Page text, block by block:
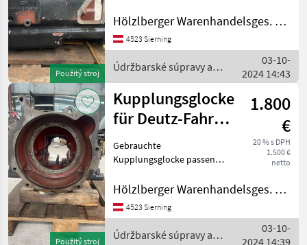
Použitý stroj
95, 100 mit Powershuttel.
Originalersatzteilnummer:
0.011.8605.0/10 Údržbarské
súpravy a súč
Hölzlberger Warenhandelsges. m. b. H.
4523 Sierning
Údržbarské súpravy a
súčiastky / Deutz Fahr
03-10-
2024 14:43
Použitý stroj
Kupplungsglocke
für Deutz-Fahr
Agroplus
1.800
€
20 % s DPH
1.500 €
netto
Gebrauchte
Kupplungsglocke passend
mit Powershuttel.
Orignalersatzteilnummer:
0.010.5259.0/80 Údržbarské
súpravy a súčiastky
Náhradné
Hölzlberger Warenhandelsges. m. b. H.
4523 Sierning
Údržbarské súpravy a
03-10-
2024 14:39